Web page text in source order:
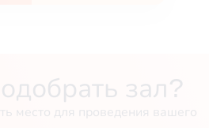
зал?
место для проведения вашего